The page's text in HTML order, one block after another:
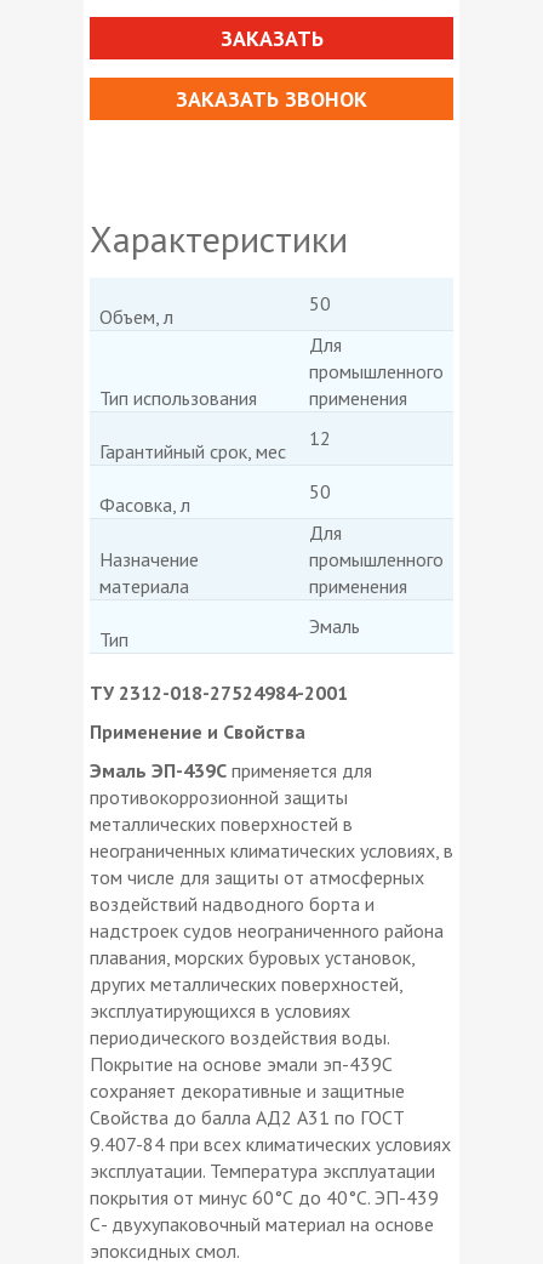
ЗАКАЗАТЬ
ЗАКАЗАТЬ ЗВОНОК
Характеристики
Объем, л
50
Тип использования
Для
промышленного
применения
Гарантийный срок, мес
12
Фасовка, л
50
Назначение
материала
Для
промышленного
применения
Тип
Эмаль
ТУ 2312-018-27524984-2001
Применение и Свойства
Эмаль ЭП-439С применяется для
противокоррозионной защиты
металлических поверхностей в
неограниченных климатических условиях, в
том числе для защиты от атмосферных
воздействий надводного борта и
надстроек судов неограниченного района
плавания, морских буровых установок,
других металлических поверхностей,
эксплуатирующихся в условиях
периодического воздействия воды.
Покрытие на основе эмали эп-439С
сохраняет декоративные и защитные
Свойства до балла АД2 А31 по ГОСТ
9.407-84 при всех климатических условиях
эксплуатации. Температура эксплуатации
покрытия от минус 60°С до 40°С. ЭП-439
С- двухупаковочный материал на основе
эпоксидных смол.